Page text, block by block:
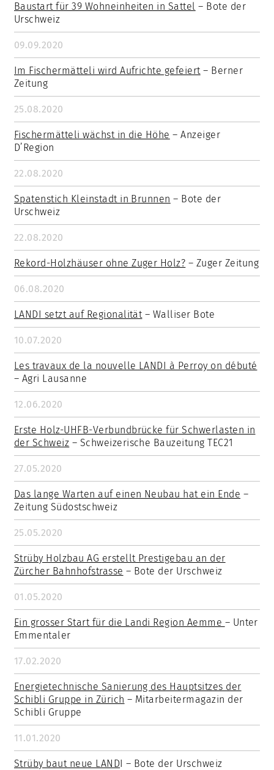
Baustart für 39 Wohneinheiten in Sattel – Bote der
Urschweiz
09.09.2020
Im Fischermätteli wird Aufrichte gefeiert– Berner
Zeitung
25.08.2020
Fischermätteli wächst in die Höhe – Anzeiger
D’Region
22.08.2020
Spatenstich Kleinstadt in Brunnen – Bote der
Urschweiz
22.08.2020
Rekord-Holzhäuser ohne Zuger Holz? – Zuger Zeitung
06.08.2020
LANDI setzt auf Regionalität– Walliser Bote
10.07.2020
Les travaux de la nouvelle LANDI à Perroy on débuté
– Agri Lausanne
12.06.2020
Erste Holz-UHFB-Verbundbrücke für Schwerlasten in
der Schweiz – Schweizerische Bauzeitung TEC21
27.05.2020
Das lange Warten auf einen Neubau hat ein Ende –
Zeitung Südostschweiz
25.05.2020
Strüby Holzbau AG erstellt Prestigebau an der
Zürcher Bahnhofstrasse – Bote der Urschweiz
01.05.2020
Ein grosser Start für die Landi Region Aemme – Unter
Emmentaler
17.02.2020
Energietechnische Sanierung des Hauptsitzes der
Schibli Gruppe in Zürich – Mitarbeitermagazin der
Schibli Gruppe
11.01.2020
Strüby baut neue LANDI – Bote der Urschweiz